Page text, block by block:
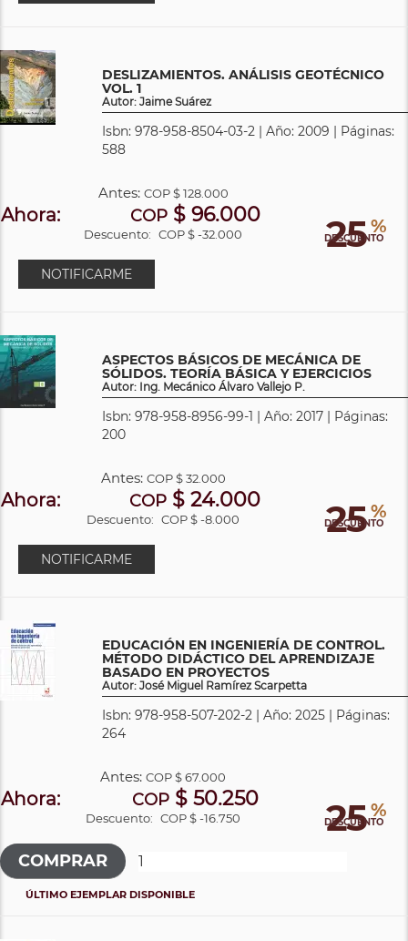
DESLIZAMIENTOS. ANÁLISIS GEOTÉCNICO
VOL. 1
Autor: Jaime Suárez
Isbn: 978-958-8504-03-2 | Año: 2009 | Páginas:
588
25 %
DESCUENTO
Antes: COP$ 128.000
Ahora: COP$ 96.000
Descuento: COP $ -32.000
NOTIFICARME
ASPECTOS BÁSICOS DE MECÁNICA DE
SÓLIDOS. TEORÍA BÁSICA Y EJERCICIOS
Autor: Ing. Mecánico Álvaro Vallejo P.
Isbn: 978-958-8956-99-1 | Año: 2017 | Páginas:
200
25 %
DESCUENTO
Antes: COP$ 32.000
Ahora: COP $ 24.000
Descuento: COP $ -8.000
NOTIFICARME
EDUCACIÓN EN INGENIERÍA DE CONTROL.
MÉTODO DIDÁCTICO DEL APRENDIZAJE
BASADO EN PROYECTOS
Autor: José Miguel Ramírez Scarpetta
Isbn: 978-958-507-202-2 | Año: 2025 | Páginas:
264
25 %
DESCUENTO
Antes:COP$ 67.000
Ahora: COP$ 50.250
Descuento: COP $ -16.750
ÚLTIMO EJEMPLAR DISPONIBLE